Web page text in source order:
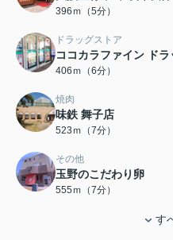
396ｍ（5分）
ドラッグストア
ココカラファイン ド
406ｍ（6分）
焼肉
味鉄 舞子店
523ｍ（7分）
その他
玉野のこだわり卵
555ｍ（7分）
す